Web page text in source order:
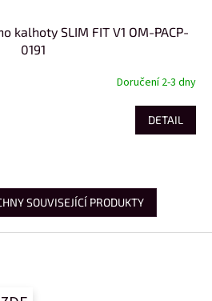
kalhoty SLIM FIT V1 OM-PACP-
0191
Doručení 2-3 dny
DETAIL
SOUVISEJÍCÍ PRODUKTY